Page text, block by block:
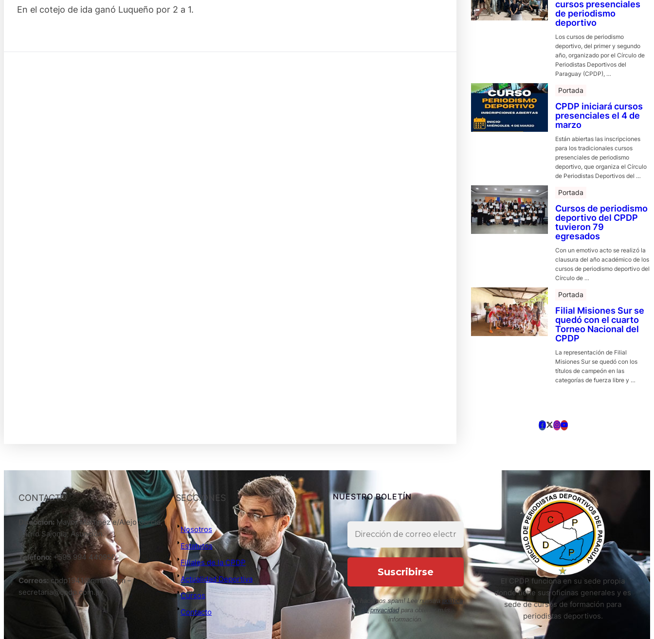
En el cotejo de ida ganó Luqueño por 2 a 1.
cursos presenciales
de periodismo
deportivo
Los cursos de periodismo
deportivo, del primer y segundo
año, organizado por el Círculo de
Periodistas Deportivos del
Paraguay (CPDP), …
Portada
CPDP iniciará cursos
presenciales el 4 de
marzo
Están abiertas las inscripciones
para los tradicionales cursos
presenciales de periodismo
deportivo, que organiza el Círculo
de Periodistas Deportivos del …
Portada
Cursos de periodismo
deportivo del CPDP
tuvieron 79
egresados
Con un emotivo acto se realizó la
clausura del año académico de los
cursos de periodismo deportivo del
Círculo de …
Portada
Filial Misiones Sur se
quedó con el cuarto
Torneo Nacional del
CPDP
La representación de Filial
Misiones Sur se quedó con los
títulos de campeón en las
categorías de fuerza libre y …
CONTACTO
Dirección:Mayor Martinez e/Alejo García,
Barrio Sajonia, Asunción.
Teléfono: +595 994 440950
Correos: cpdp1941@gmail.com –
secretaria@cpdp.com.py
SECCIONES
Nosotros
Estatutos
Filiales de la CPDP
Actualidad Deportiva
Cursos
Contacto
NUESTRO BOLETÍN
¡No hacemos spam! Lee nuestra política
de privacidadpara obtener más
información.
El CPDP funciona en su sede propia
donde tiene sus oficinas generales y es
sede de cursos de formación para
periodistas deportivos.